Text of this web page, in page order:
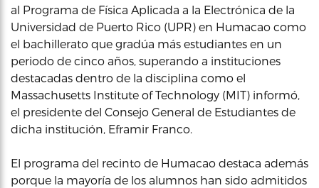
al Programa de Física Aplicada a la Electrónica de la
Universidad de Puerto Rico (UPR) en Humacao como
el bachillerato que gradúa más estudiantes en un
periodo de cinco años, superando a instituciones
destacadas dentro de la disciplina como el
Massachusetts Institute of Technology (MIT) informó,
el presidente del Consejo General de Estudiantes de
dicha institución, Eframir Franco.
El programa del recinto de Humacao destaca además
porque la mayoría de los alumnos han sido admitidos